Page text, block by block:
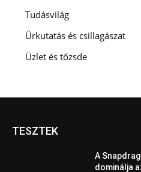
Tudásvilág
Űrkutatás és csillagászat
Üzlet és tőzsde
TESZTEK
A
dominálja